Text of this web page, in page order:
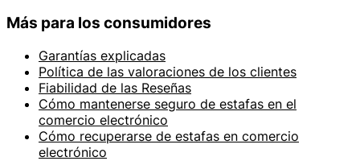
Más para los consumidores
Garantías explicadas
Política de las valoraciones de los clientes
Fiabilidad de las Reseñas
Cómo mantenerse seguro de estafas en el
comercio electrónico
Cómo recuperarse de estafas en comercio
electrónico